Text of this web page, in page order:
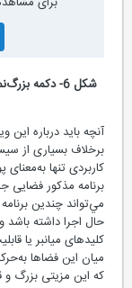
شكل 6- دکمه
آنچه باید درباره
بر‌خلاف بسیاری از
برنامه مذکور فضایی
مي‌تواند چندین برنامه
حال اجرا داشته باشد و
میان این فضاها
كه اين مزیتی بزرگ و